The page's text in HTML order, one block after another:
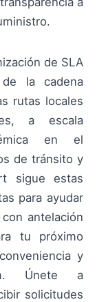
de SLA
la cadena
rutas locales
a escala
en el
de tránsito y
sigue estas
para ayudar
antelación
tu próximo
y
Únete a
solicitudes